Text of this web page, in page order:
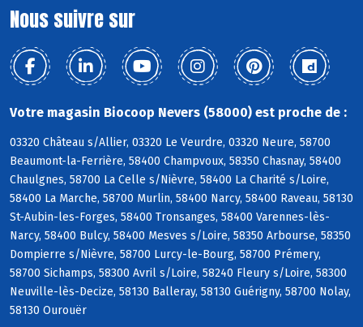
Nous suivre sur
Votre magasin Biocoop Nevers (58000) est proche de :
03320 Château s/Allier, 03320 Le Veurdre, 03320 Neure, 58700
Beaumont-la-Ferrière, 58400 Champvoux, 58350 Chasnay, 58400
Chaulgnes, 58700 La Celle s/Nièvre, 58400 La Charité s/Loire,
58400 La Marche, 58700 Murlin, 58400 Narcy, 58400 Raveau, 58130
St-Aubin-les-Forges, 58400 Tronsanges, 58400 Varennes-lès-
Narcy, 58400 Bulcy, 58400 Mesves s/Loire, 58350 Arbourse, 58350
Dompierre s/Nièvre, 58700 Lurcy-le-Bourg, 58700 Prémery,
58700 Sichamps, 58300 Avril s/Loire, 58240 Fleury s/Loire, 58300
Neuville-lès-Decize, 58130 Balleray, 58130 Guérigny, 58700 Nolay,
58130 Ourouër